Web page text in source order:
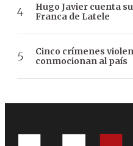
Hugo Javier cuenta
Franca de Latele
Cinco crímenes
conmocionan al país